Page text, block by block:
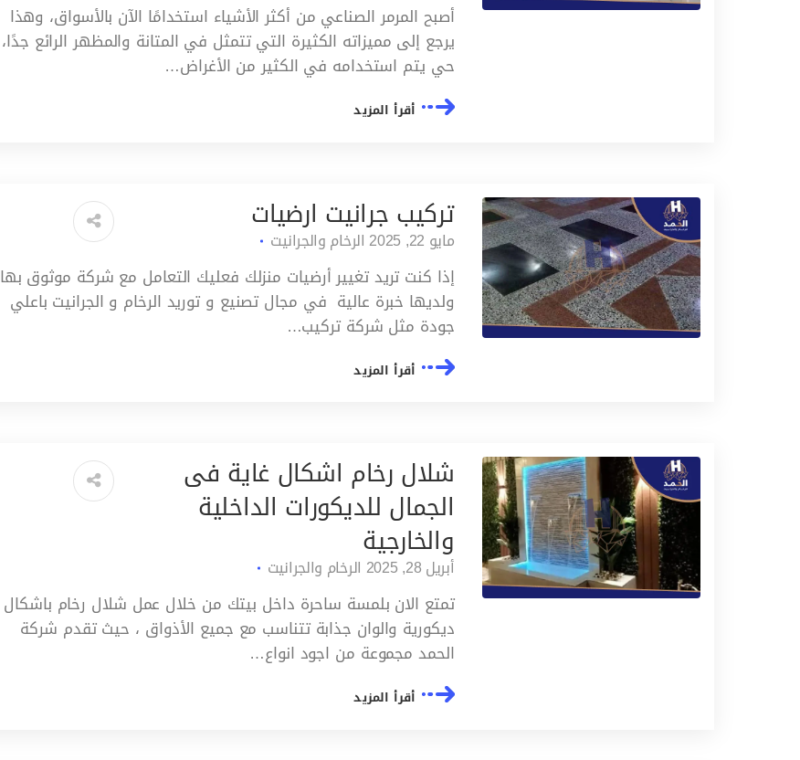
أصبح المرمر الصناعي من أكثر الأشياء استخدامًا الآن بالأسواق، وهذا
يرجع إلى مميزاته الكثيرة التي تتمثل في المتانة والمظهر الرائع جدًا،
حي يتم استخدامه في الكثير من الأغراض…
أقرأ المزيد
تركيب جرانيت ارضيات
مايو 22, 2025 الرخام والجرانيت
إذا كنت تريد تغيير أرضيات منزلك فعليك التعامل مع شركة موثوق بها
ولديها خبرة عالية في مجال تصنيع و توريد الرخام و الجرانيت باعلي
جودة مثل شركة تركيب…
أقرأ المزيد
شلال رخام اشكال غاية فى
الجمال للديكورات الداخلية
والخارجية
أبريل 28, 2025 الرخام والجرانيت
تمتع الان بلمسة ساحرة داخل بيتك من خلال عمل شلال رخام باشكال
ديكورية والوان جذابة تتناسب مع جميع الأذواق ، حيث تقدم شركة
الحمد مجموعة من اجود انواع…
أقرأ المزيد